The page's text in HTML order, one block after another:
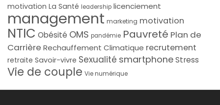
motivation La Santé leadership licenciement
management marketing motivation
NTIC Obésité OMS pandémie Pauvreté Plan de
Carrière Rechauffement Climatique recrutement
retraite Savoir-vivre Sexualité smartphoneStress
Vie de couple Vie numérique